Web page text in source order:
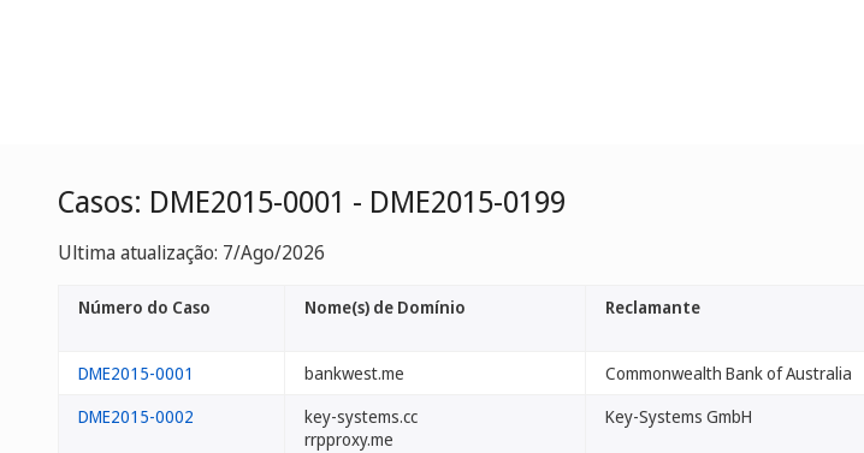
Casos: DME2015-0001 - DME2015-0199
Ultima atualização: 7/Ago/2026
Número do Caso Nome(s) de Domínio Reclamante
DME2015-0001 bankwest.me Commonwealth Bank of Australia
DME2015-0002
key-systems.cc
rrpproxy.me
Key-Systems GmbH